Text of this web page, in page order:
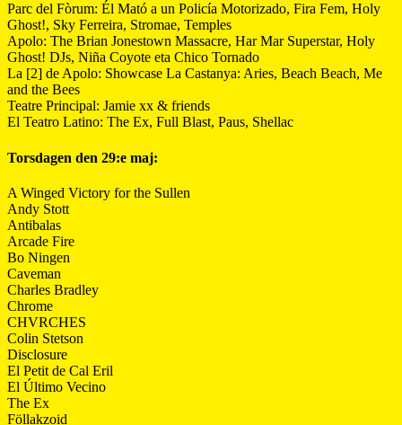
Parc del Fòrum: Él Mató a un Policía Motorizado, Fira Fem, Holy
Ghost!, Sky Ferreira, Stromae, Temples
Apolo: The Brian Jonestown Massacre, Har Mar Superstar, Holy
Ghost! DJs, Niña Coyote eta Chico Tornado
La [2] de Apolo: Showcase La Castanya: Aries, Beach Beach, Me
and the Bees
Teatre Principal: Jamie xx & friends
El Teatro Latino: The Ex, Full Blast, Paus, Shellac
Torsdagen den 29:e maj:
A Winged Victory for the Sullen
Andy Stott
Antibalas
Arcade Fire
Bo Ningen
Caveman
Charles Bradley
Chrome
CHVRCHES
Colin Stetson
Disclosure
El Petit de Cal Eril
El Último Vecino
The Ex
Föllakzoid